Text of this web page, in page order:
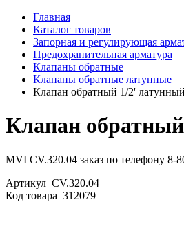
Главная
Каталог товаров
Запорная и регулирующая
Предохранительная арматура
Клапаны обратные
Клапаны обратные латунные
Клапан обратный 1/2'
Клапан
MVI CV.320.04 заказ по телефону 8-
Артикул CV.320.04
Код товара 312079